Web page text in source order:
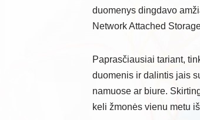
duomenys dingdavo
Network Attached
Paprasčiausiai tariant,
duomenis ir dalintis jais
namuose ar biure.
keli žmonės vienu metu